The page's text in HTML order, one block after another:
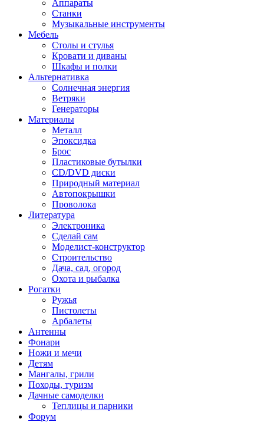
Аппараты
Станки
Музыкальные инструменты
Мебель
Столы и стулья
Кровати и диваны
Шкафы и полки
Альтернативка
Солнечная энергия
Ветряки
Генераторы
Материалы
Металл
Эпоксидка
Брос
Пластиковые бутылки
CD/DVD диски
Природный материал
Автопокрышки
Проволока
Литература
Электроника
Сделай сам
Моделист-конструктор
Строительство
Дача, сад, огород
Охота и рыбалка
Рогатки
Ружья
Пистолеты
Арбалеты
Антенны
Фонари
Ножи и мечи
Детям
Мангалы, грили
Походы, туризм
Дачные самоделки
Теплицы и парники
Форум